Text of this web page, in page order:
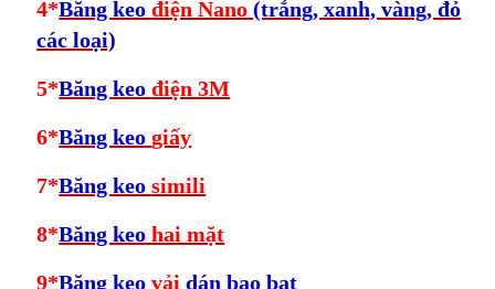
4*Băng keođiện Nano (trắng, xanh, vàng, đỏ
các loại)
5*Băng keođiện 3M
6*Băng keogiấy
7*Băng keosimili
8*Băng keohai mặt
9*Băng keovải dán bao bạt